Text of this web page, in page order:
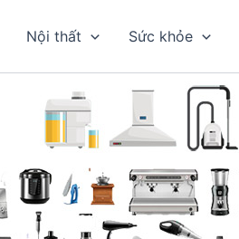
Nội thất Sức khỏe